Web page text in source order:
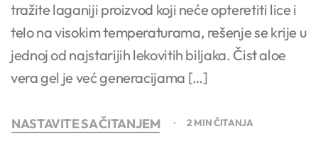
tražite laganiji proizvod koji neće opteretiti lice i
telo na visokim temperaturama, rešenje se krije u
jednoj od najstarijih lekovitih biljaka. Čist aloe
vera gel je već generacijama […]
NASTAVITE SA ČITANJEM 2 MIN ČITANJA